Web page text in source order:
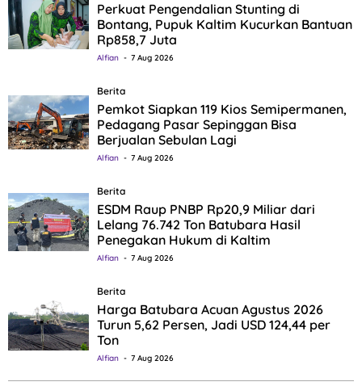
Perkuat Pengendalian Stunting di
Bontang, Pupuk Kaltim Kucurkan Bantuan
Rp858,7 Juta
Alfian 7 Aug 2026
Berita
Pemkot Siapkan 119 Kios Semipermanen,
Pedagang Pasar Sepinggan Bisa
Berjualan Sebulan Lagi
Alfian 7 Aug 2026
Berita
ESDM Raup PNBP Rp20,9 Miliar dari
Lelang 76.742 Ton Batubara Hasil
Penegakan Hukum di Kaltim
Alfian 7 Aug 2026
Berita
Harga Batubara Acuan Agustus 2026
Turun 5,62 Persen, Jadi USD 124,44 per
Ton
Alfian 7 Aug 2026